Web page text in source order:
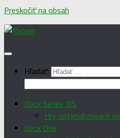
Preskočiť na obsah
Hľadať:
Xbox Series X|S
Hry optimalizované
Xbox One